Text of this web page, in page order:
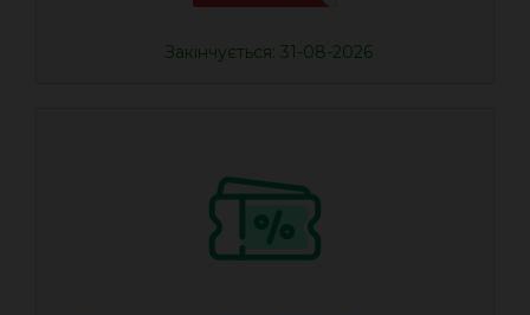
Закінчується: 31-08-2026